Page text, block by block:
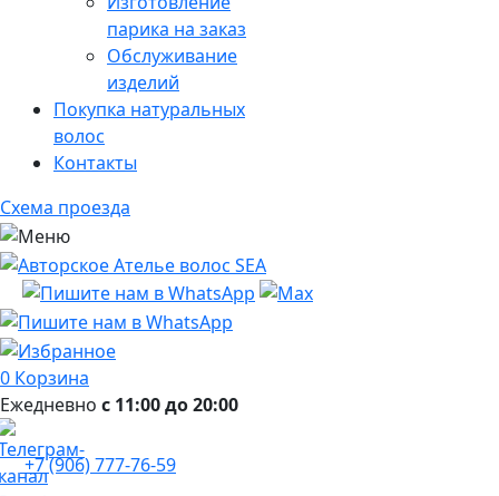
парика на заказ
Обслуживание
изделий
Покупка натуральных
волос
Контакты
Схема проезда
0 Корзина
Ежедневно с 11:00 до 20:00
+7 (906) 777-76-59